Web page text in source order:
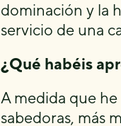
dominación y la
servicio de una
¿Qué habéis
A medida que
sabedoras, más